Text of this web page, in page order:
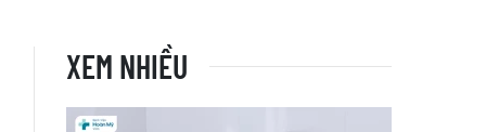
XEM NHIỀU